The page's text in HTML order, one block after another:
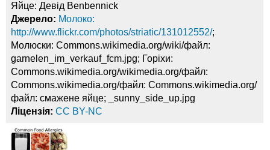
Яйце: Девід Benbennick
Джерело: Молоко:
http://www.flickr.com/photos/striatic/131012552/;
Молюски: Commons.wikimedia.org/wiki/файл:
garnelen_im_verkauf_fcm.jpg; Горіхи:
Commons.wikimedia.org/wikimedia.org/файл:
Commons.wikimedia.org/файл: Commons.wikimedia.org/
файл: смажене яйце; _sunny_side_up.jpg
Ліцензія: CC BY-NC